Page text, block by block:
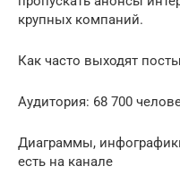
крупных компаний.
Как часто выходят
Аудитория: 68 700
Диаграммы,
есть на канале